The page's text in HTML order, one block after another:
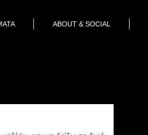
ABOUT & SOCIAL